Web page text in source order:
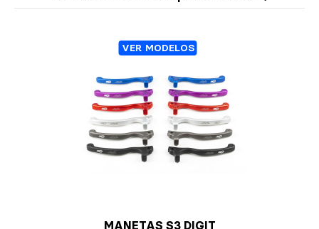
VER MODELOS
MANETAS S3 DIGIT